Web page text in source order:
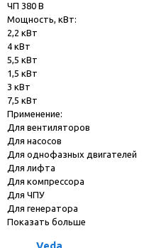
ЧП 380 В
Мощность, кВт:
2,2 кВт
4 кВт
5,5 кВт
1,5 кВт
3 кВт
7,5 кВт
Применение:
Для вентиляторов
Для насосов
Для однофазных двигателей
Для лифта
Для компрессора
Для ЧПУ
Для генератора
Показать больше